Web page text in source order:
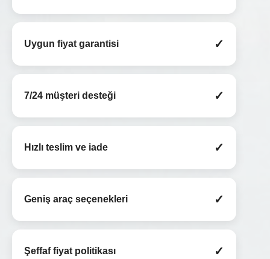
Uygun fiyat garantisi ✓
7/24 müşteri desteği ✓
Hızlı teslim ve iade ✓
Geniş araç seçenekleri ✓
Şeffaf fiyat politikası ✓